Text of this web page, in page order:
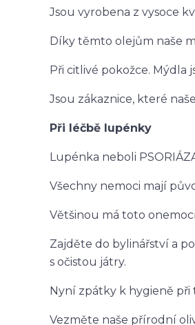
Jsou vyrobena z vysoce
Díky těmto olejům naše
Při citlivé pokožce. Mýdla
Jsou zákaznice, které
Při léčbě lupénky
Lupénka neboli
Všechny nemoci mají
Většinou má toto
Zajděte do bylinářství a
s očistou játry.
Nyní zpátky k hygieně při
Vezměte naše přírodní